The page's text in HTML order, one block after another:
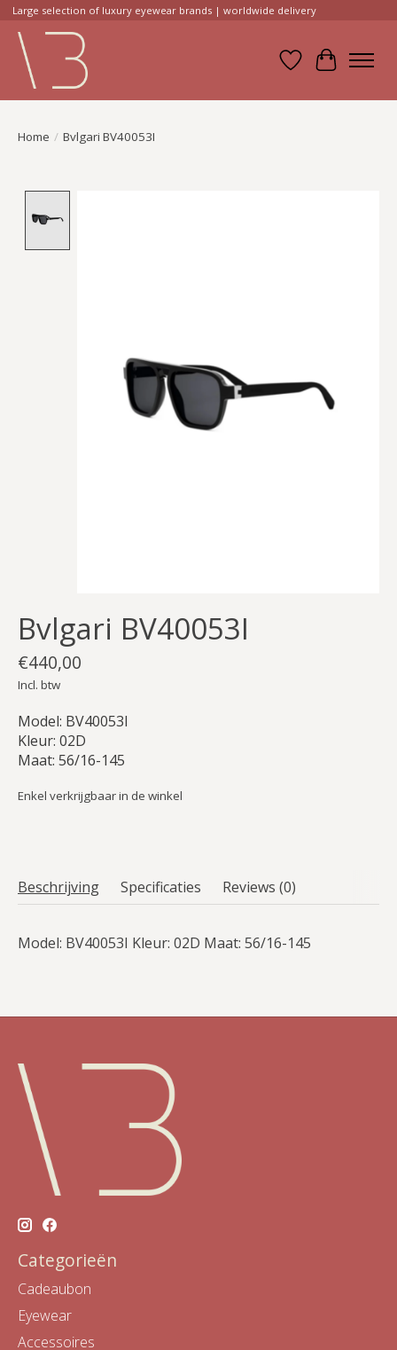
Large selection of luxury eyewear brands | worldwide delivery
Verlanglijst
Home / Bvlgari BV40053I
Bvlgari BV40053I
€440,00
Incl. btw
Model: BV40053I
Kleur: 02D
Maat: 56/16-145
Enkel verkrijgbaar in de winkel
Beschrijving Specificaties Reviews (0)
Model: BV40053I Kleur: 02D Maat: 56/16-145
Categorieën
Cadeaubon
Eyewear
Accessoires